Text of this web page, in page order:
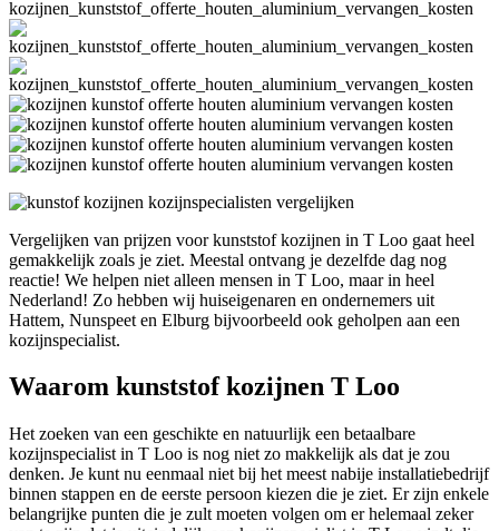
Vergelijken van prijzen voor kunststof kozijnen in T Loo gaat heel
gemakkelijk zoals je ziet. Meestal ontvang je dezelfde dag nog
reactie! We helpen niet alleen mensen in T Loo, maar in heel
Nederland! Zo hebben wij huiseigenaren en ondernemers uit
Hattem, Nunspeet en Elburg bijvoorbeeld ook geholpen aan een
kozijnspecialist.
Waarom kunststof kozijnen T Loo
Het zoeken van een geschikte en natuurlijk een betaalbare
kozijnspecialist in T Loo is nog niet zo makkelijk als dat je zou
denken. Je kunt nu eenmaal niet bij het meest nabije installatiebedrijf
binnen stappen en de eerste persoon kiezen die je ziet. Er zijn enkele
belangrijke punten die je zult moeten volgen om er helemaal zeker